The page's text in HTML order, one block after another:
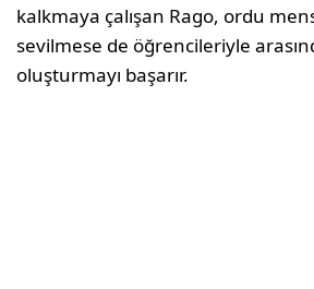
kalkmaya çalışan Rago, ordu
sevilmese de öğrencileriyle
oluşturmayı başarır.